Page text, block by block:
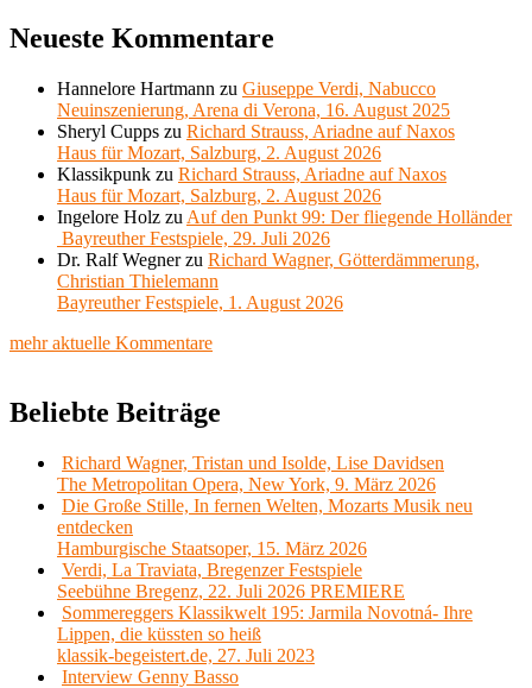
Neueste Kommentare
Hannelore Hartmann zu Giuseppe Verdi, Nabucco
Neuinszenierung, Arena di Verona, 16. August 2025
Sheryl Cupps zu Richard Strauss, Ariadne auf Naxos
Haus für Mozart, Salzburg, 2. August 2026
Klassikpunk zu Richard Strauss, Ariadne auf Naxos
Haus für Mozart, Salzburg, 2. August 2026
Ingelore Holz zu Auf den Punkt 99: Der fliegende Holländer
Bayreuther Festspiele, 29. Juli 2026
Dr. Ralf Wegnerzu Richard Wagner, Götterdämmerung,
Christian Thielemann
Bayreuther Festspiele, 1. August 2026
mehr aktuelle Kommentare
Beliebte Beiträge
Richard Wagner, Tristan und Isolde, Lise Davidsen
The Metropolitan Opera, New York, 9. März 2026
Die Große Stille, In fernen Welten, Mozarts Musik neu
entdecken
Hamburgische Staatsoper, 15. März 2026
Verdi, La Traviata, Bregenzer Festspiele
Seebühne Bregenz, 22. Juli 2026 PREMIERE
Sommereggers Klassikwelt 195: Jarmila Novotná- Ihre
Lippen, die küssten so heiß
klassik-begeistert.de, 27. Juli 2023
Interview Genny Basso